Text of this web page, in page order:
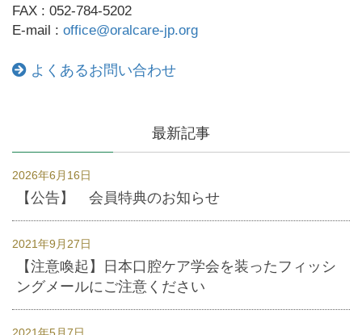
FAX : 052-784-5202
E-mail : office@oralcare-jp.org
よくあるお問い合わせ
最新記事
2026年6月16日
【公告】 会員特典のお知らせ
2021年9月27日
【注意喚起】日本口腔ケア学会を装ったフィッシ
ングメールにご注意ください
2021年5月7日